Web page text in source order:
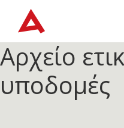
Αρχείο
υποδομές